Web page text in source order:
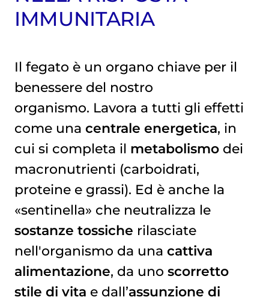
IMMUNITARIA
Il fegato è un organo chiave per il
benessere del nostro
organismo. Lavora a tutti gli effetti
come una centrale energetica, in
cui si completa il metabolismodei
macronutrienti (carboidrati,
proteine e grassi). Ed è anche la
«sentinella» che neutralizza le
sostanze tossiche rilasciate
nell'organismo da una cattiva
alimentazione, da uno scorretto
stile di vita e dall’assunzione di